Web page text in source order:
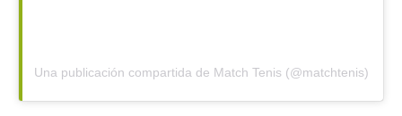
Una publicación compartida de Match Tenis (@matchtenis)